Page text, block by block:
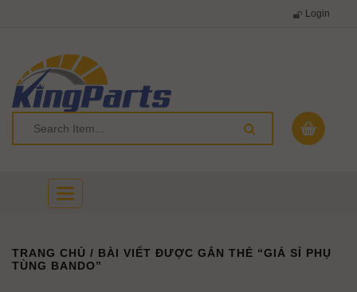
Login
Toggle
navigation
TRANG CHỦ / BÀI VIẾT ĐƯỢC GẮN THẺ “GIÁ SỈ PHỤ
TÙNG BANDO”